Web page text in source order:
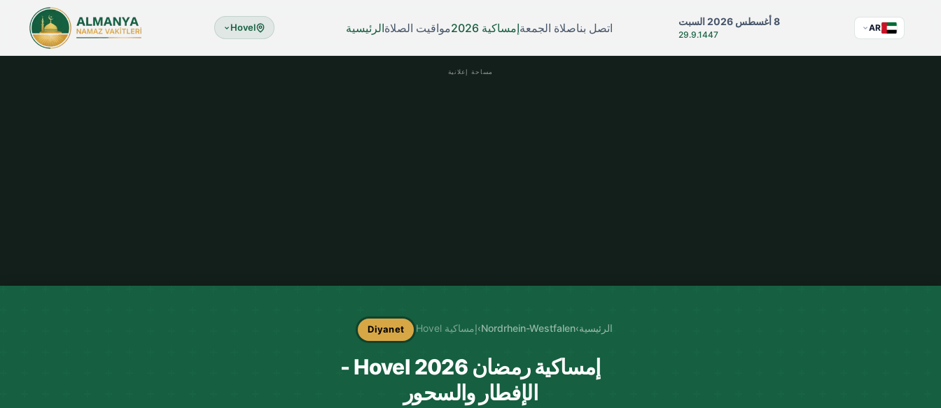
Hovel الرئيسيةمواقيت الصلاة إمساكية 2026صلاة الجمعةاتصل بنا 8 أغسطس 2026 السبت
29.9.1447
AR
مساحة إعلانية
الرئيسية›
Nordrhein-Westfalen
›إمساكية Hovel Diyanet
إمساكية رمضان Hovel 2026 -
الإفطار والسحور